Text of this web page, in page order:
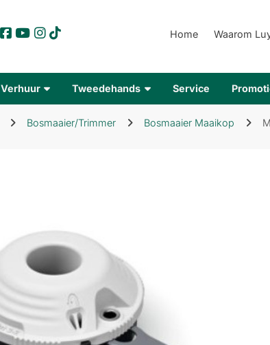
Home Waarom
Verhuur Tweedehands Service
Bosmaaier/Trimmer Bosmaaier Maaikop